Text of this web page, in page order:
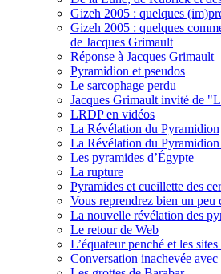
Gizeh 2005 : quelques
Gizeh 2005 : quelques
de Jacques Grimault
Réponse à Jacques Grimault
Pyramidion et pseudos
Le sarcophage perdu
Jacques Grimault invité de
LRDP en vidéos
La Révélation du Pyramidion
La Révélation du
Les pyramides d’Égypte
La rupture
Pyramides et cueillette des
Vous reprendrez bien un peu
La nouvelle révélation des
Le retour de Web
L’équateur penché et les
Conversation inachevée